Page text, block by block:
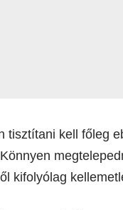
tisztítani kell főleg
kifolyólag